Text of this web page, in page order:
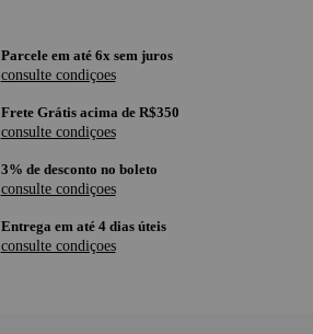
Parcele em até 6x sem juros
consulte condiçoes
Frete Grátis acima de R$350
consulte condiçoes
3% de desconto no boleto
consulte condiçoes
Entrega em até 4 dias úteis
consulte condiçoes